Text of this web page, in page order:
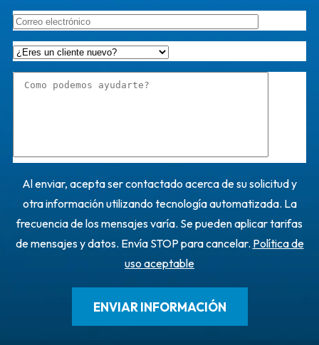
Al enviar, acepta ser contactado acerca de su solicitud y
otra información utilizando tecnología automatizada. La
frecuencia de los mensajes varía. Se pueden aplicar tarifas
de mensajes y datos. Envía STOP para cancelar. Política de
uso aceptable